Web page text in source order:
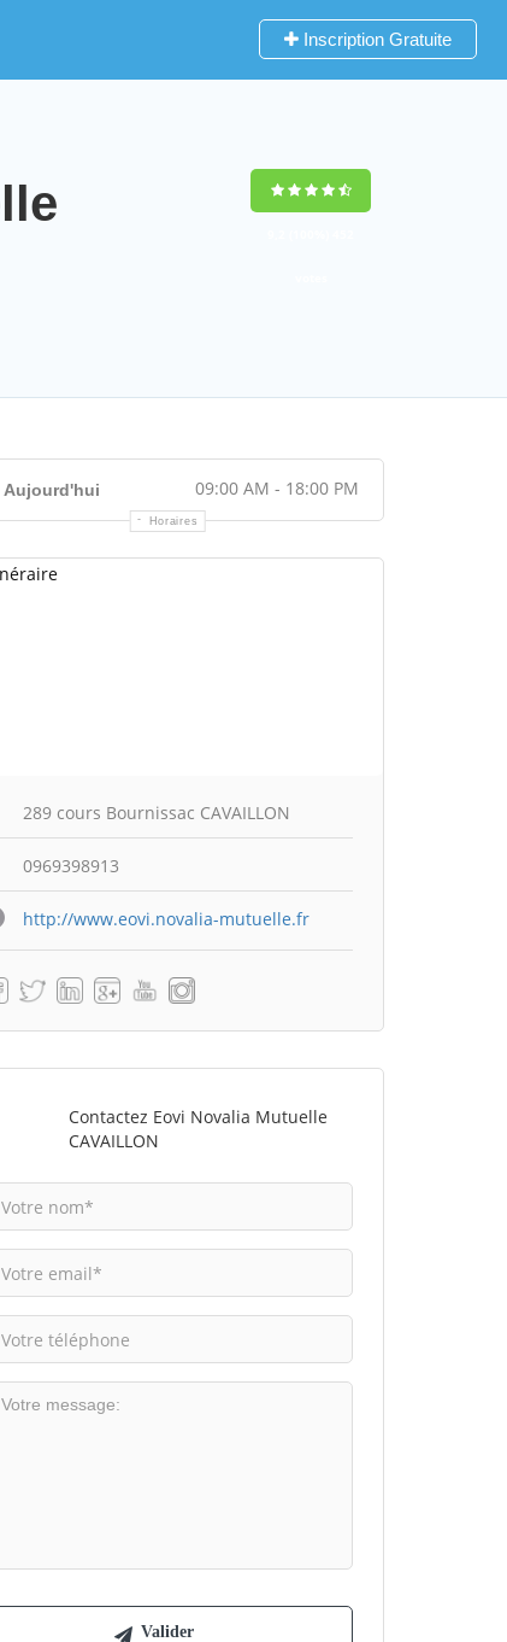
Inscription Gratuite
Aujourd'hui 09:00 AM - 18:00 PM
Horaires
289 cours Bournissac CAVAILLON
0969398913
http://www.eovi.novalia-mutuelle.fr
Contactez Eovi Novalia Mutuelle
CAVAILLON